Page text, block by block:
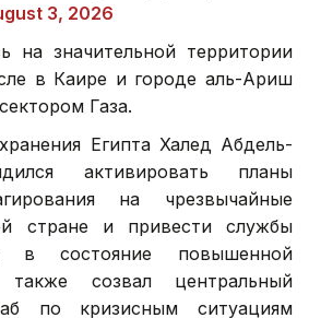
3, 2026
на значительной территории
в Каире и городе аль-Ариш
Газа.
Египта Халед Абдель-
активировать планы
на чрезвычайные
стране и привести службы
в состояние повышенной
созвал центральный
по кризисным ситуациям